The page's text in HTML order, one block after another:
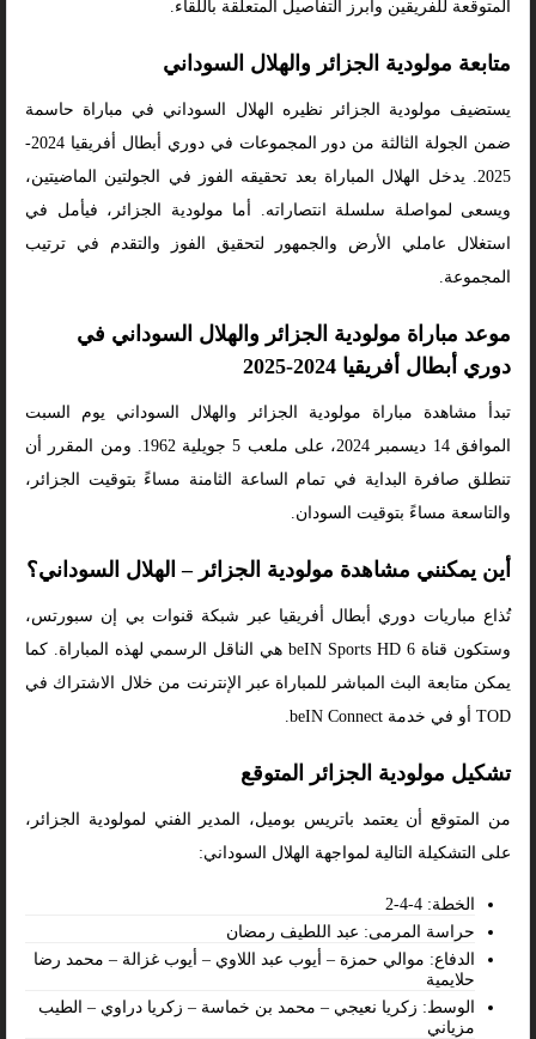
المتوقعة للفريقين وأبرز التفاصيل المتعلقة باللقاء.
متابعة مولودية الجزائر والهلال السوداني
يستضيف مولودية الجزائر نظيره الهلال السوداني في مباراة حاسمة
ضمن الجولة الثالثة من دور المجموعات في دوري أبطال أفريقيا 2024-
2025. يدخل الهلال المباراة بعد تحقيقه الفوز في الجولتين الماضيتين،
ويسعى لمواصلة سلسلة انتصاراته. أما مولودية الجزائر، فيأمل في
استغلال عاملي الأرض والجمهور لتحقيق الفوز والتقدم في ترتيب
المجموعة.
موعد مباراة مولودية الجزائر والهلال السوداني في
دوري أبطال أفريقيا 2024-2025
تبدأ مشاهدة مباراة مولودية الجزائر والهلال السوداني يوم السبت
الموافق 14 ديسمبر 2024، على ملعب 5 جويلية 1962. ومن المقرر أن
تنطلق صافرة البداية في تمام الساعة الثامنة مساءً بتوقيت الجزائر،
والتاسعة مساءً بتوقيت السودان.
أين يمكنني مشاهدة مولودية الجزائر – الهلال السوداني؟
تُذاع مباريات دوري أبطال أفريقيا عبر شبكة قنوات بي إن سبورتس،
وستكون قناة beIN Sports HD 6 هي الناقل الرسمي لهذه المباراة. كما
يمكن متابعة البث المباشر للمباراة عبر الإنترنت من خلال الاشتراك في
TOD أو في خدمة beIN Connect.
تشكيل مولودية الجزائر المتوقع
من المتوقع أن يعتمد باتريس بوميل، المدير الفني لمولودية الجزائر،
على التشكيلة التالية لمواجهة الهلال السوداني:
الخطة: 4-4-2
حراسة المرمى: عبد اللطيف رمضان
الدفاع: موالي حمزة – أيوب عبد اللاوي – أيوب غزالة – محمد رضا
حلايمية
الوسط: زكريا نعيجي – محمد بن خماسة – زكريا دراوي – الطيب
مزياني